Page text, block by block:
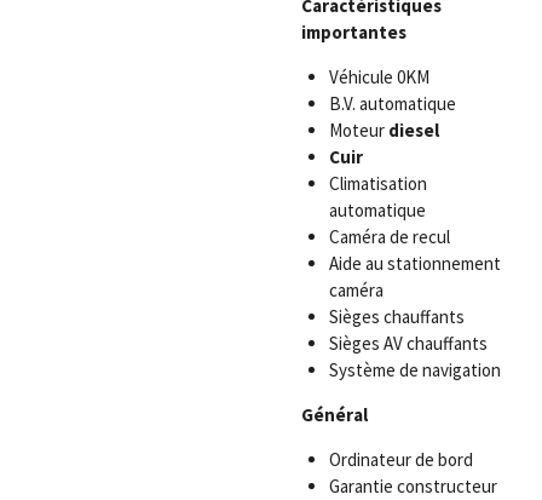
Caractéristiques
importantes
Véhicule 0KM
B.V. automatique
Moteur diesel
Cuir
Climatisation
automatique
Caméra de recul
Aide au stationnement
caméra
Sièges chauffants
Sièges AV chauffants
Système de navigation
Général
Ordinateur de bord
Garantie constructeur